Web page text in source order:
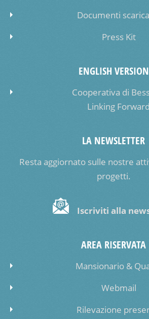
Documenti
Press Kit
ENGLISH VERSION
Cooperativa di
Linking Forward
LA NEWSLETTER
Resta aggiornato sulle nostre
progetti.
Iscriviti alla
AREA RISERVATA
Mansionario &
Webmail
Rilevazione